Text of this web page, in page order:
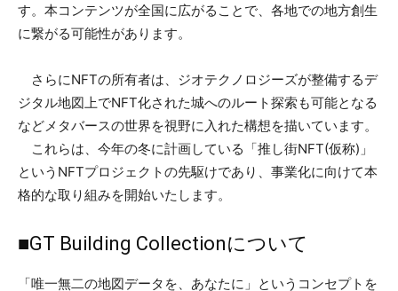
す。本コンテンツが全国に広がることで、各地での地方創生
に繋がる可能性があります。
さらにNFTの所有者は、ジオテクノロジーズが整備するデ
ジタル地図上でNFT化された城へのルート探索も可能となる
などメタバースの世界を視野に入れた構想を描いています。
これらは、今年の冬に計画している「推し街NFT(仮称)」
というNFTプロジェクトの先駆けであり、事業化に向けて本
格的な取り組みを開始いたします。
■GT Building Collectionについて
「唯一無二の地図データを、あなたに」というコンセプトを